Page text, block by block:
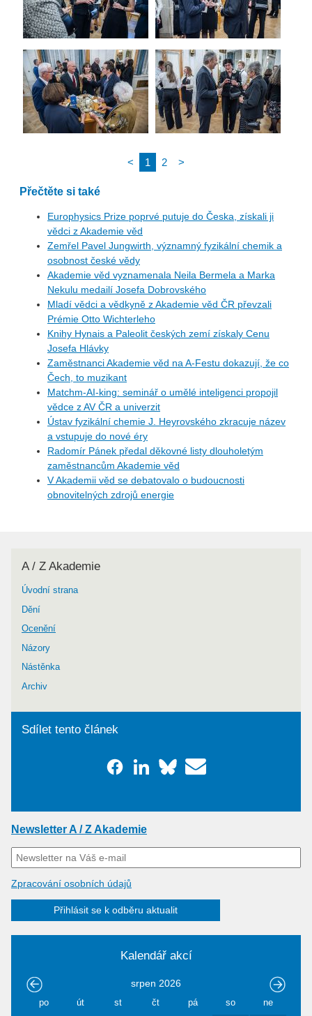
< 1 2 >
Přečtěte si také
Europhysics Prize poprvé putuje do Česka, získali ji
vědci z Akademie věd
Zemřel Pavel Jungwirth, významný fyzikální chemik a
osobnost české vědy
Akademie věd vyznamenala Neila Bermela a Marka
Nekulu medailí Josefa Dobrovského
Mladí vědci a vědkyně z Akademie věd ČR převzali
Prémie Otto Wichterleho
Knihy Hynais a Paleolit českých zemí získaly Cenu
Josefa Hlávky
Zaměstnanci Akademie věd na A-Festu dokazují, že co
Čech, to muzikant
Matchm-AI-king: seminář o umělé inteligenci propojil
vědce z AV ČR a univerzit
Ústav fyzikální chemie J. Heyrovského zkracuje název
a vstupuje do nové éry
Radomír Pánek předal děkovné listy dlouholetým
zaměstnancům Akademie věd
V Akademii věd se debatovalo o budoucnosti
obnovitelných zdrojů energie
A / Z Akademie
Úvodní strana
Dění
Ocenění
Názory
Nástěnka
Archiv
Sdílet tento článek
Newsletter A / Z Akademie
Zpracování osobních údajů
Přihlásit se k odběru aktualit
Kalendář akcí
srpen 2026
po út st čt pá so ne